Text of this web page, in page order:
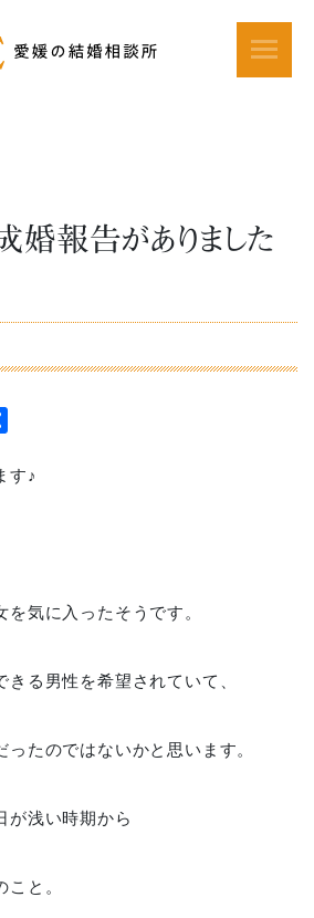
婚報告がありました
す♪
気に入ったそうです。
る男性を希望されていて、
たのではないかと思います。
が浅い時期から
と。